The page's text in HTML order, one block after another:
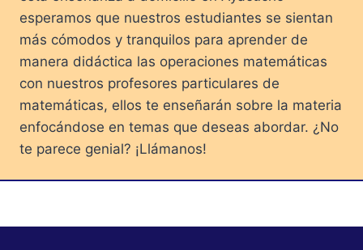
esperamos que nuestros estudiantes se sientan
más cómodos y tranquilos para aprender de
manera didáctica las operaciones matemáticas
con nuestros profesores particulares de
matemáticas, ellos te enseñarán sobre la materia
enfocándose en temas que deseas abordar. ¿No
te parece genial? ¡Llámanos!